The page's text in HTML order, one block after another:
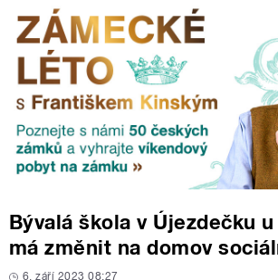
Bývalá škola v Újezdečku
má změnit na domov
6. září 2023 08:27